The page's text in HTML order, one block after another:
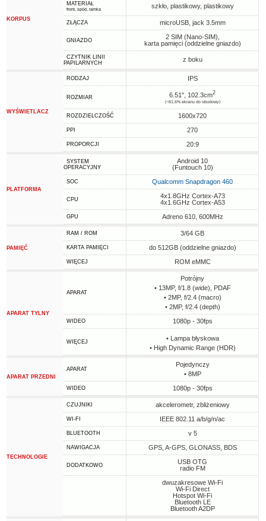
KORPUS
MATERIAŁ
front, spód, ramka szkło, plastikowy, plastikowy
ZŁĄCZA microUSB, jack 3.5mm
GNIAZDO
2 SIM (Nano-SIM),
karta pamięci (oddzielne gniazdo)
CZYTNIK LINII
PAPILARNYCH
z boku
WYŚWIETLACZ
RODZAJ IPS
ROZMIAR 6.51", 102.3cm2
(~81.6% ekranu do obudowy)
ROZDZIELCZOŚĆ 1600x720
PPI 270
PROPORCJI 20:9
PLATFORMA
SYSTEM
OPERACYJNY
Android 10
(Funtouch 10)
SOC Qualcomm Snapdragon 460
CPU
4x1.8GHz Cortex-A73
4x1.6GHz Cortex-A53
GPU Adreno 610, 600MHz
PAMIĘĆ
RAM / ROM 3/64 GB
KARTA PAMIĘCI do 512GB (oddzielne gniazdo)
WIĘCEJ ROM eMMC
APARAT TYLNY
APARAT
Potrójny
• 13MP, f/1.8 (wide), PDAF
• 2MP, f/2.4 (macro)
• 2MP, f/2.4 (depth)
WIDEO 1080p - 30fps
WIĘCEJ
• Lampa błyskowa
• High Dynamic Range (HDR)
APARAT PRZEDNI
APARAT
Pojedynczy
• 8MP
WIDEO 1080p - 30fps
TECHNOLOGIE
CZUJNIKI akcelerometr, zbliżeniowy
WI-FI IEEE 802.11 a/b/g/n/ac
BLUETOOTH v 5
NAWIGACJA GPS, A-GPS, GLONASS, BDS
DODATKOWO
USB OTG
radio FM
dwuzakresowe Wi-Fi
Wi-Fi Direct
Hotspot Wi-Fi
Bluetooth LE
Bluetooth A2DP